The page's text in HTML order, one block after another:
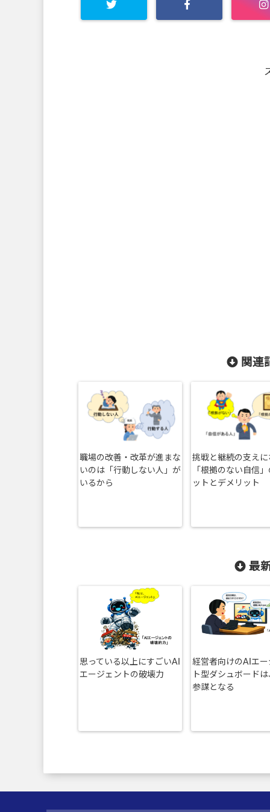
関連
職場の改善・改革が進まな
いのは「行動しない人」が
いるから
挑戦と継続の支えに
「根拠のない自信
ットとデメリット
最
思っている以上にすごいAI
エージェントの破壊力
経営者向けのAIエー
ト型ダシュボード
参謀となる